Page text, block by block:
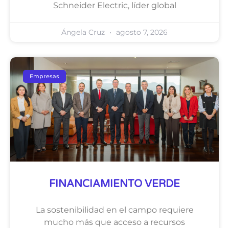
Schneider Electric, líder global
Ángela Cruz agosto 7, 2026
Empresas
FINANCIAMIENTO VERDE
La sostenibilidad en el campo requiere
mucho más que acceso a recursos